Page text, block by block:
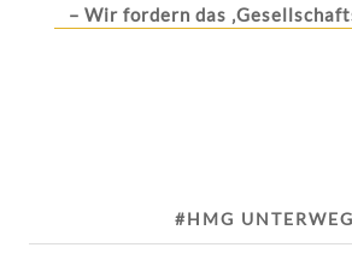
– Wir fordern das
#HMG